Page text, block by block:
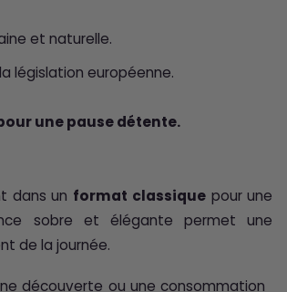
et naturelle.
législation européenne.
une pause détente.
dans un format classiquepour une
sobre et élégante permet une
de la journée.
découverte ou une consommation